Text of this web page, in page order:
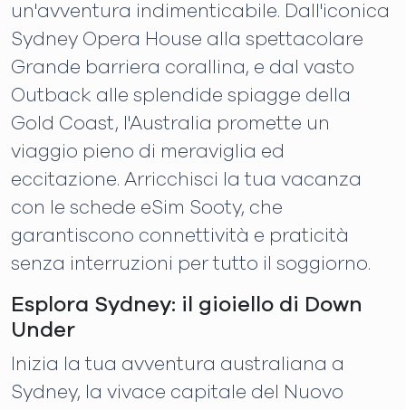
un'avventura indimenticabile. Dall'iconica
Sydney Opera House alla spettacolare
Grande barriera corallina, e dal vasto
Outback alle splendide spiagge della
Gold Coast, l'Australia promette un
viaggio pieno di meraviglia ed
eccitazione. Arricchisci la tua vacanza
con le schede eSim Sooty, che
garantiscono connettività e praticità
senza interruzioni per tutto il soggiorno.
Esplora Sydney: il gioiello di Down
Under
Inizia la tua avventura australiana a
Sydney, la vivace capitale del Nuovo